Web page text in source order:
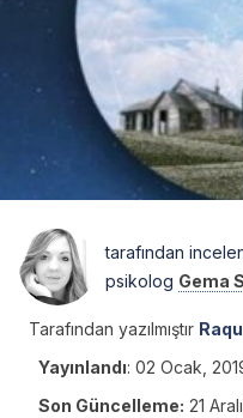
tarafından
psikolog Gema
Tarafından yazılmıştır
Yayınlandı: 02 Ocak,
Son Güncelleme: 21